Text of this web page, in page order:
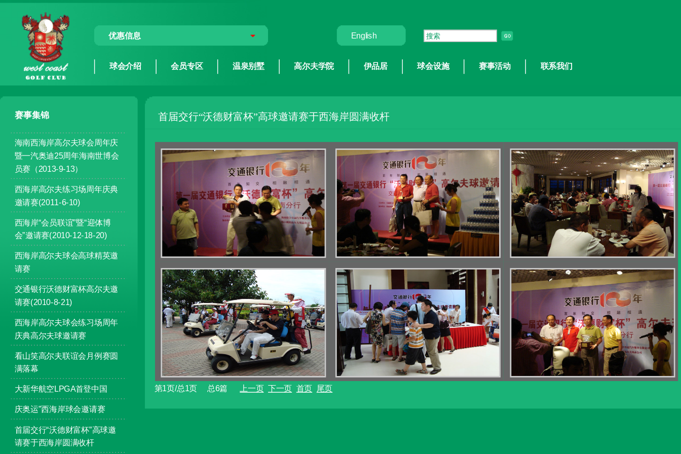
优惠信息 English
球会介绍 会员专区 温泉别墅 高尔夫学院 伊品居 球会设施 赛事活动 联系我们
赛事集锦
海南西海岸高尔夫球会周年庆
暨一汽奥迪25周年海南世博会
员赛（2013-9-13）
西海岸高尔夫练习场周年庆典
邀请赛(2011-6-10)
西海岸“会员联谊”暨“迎体博
会”邀请赛(2010-12-18-20)
西海岸高尔夫球会高球精英邀
请赛
交通银行沃德财富杯高尔夫邀
请赛(2010-8-21)
西海岸高尔夫球会练习场周年
庆典高尔夫球邀请赛
看山笑高尔夫联谊会月例赛圆
满落幕
大新华航空LPGA首登中国
庆奥运”西海岸球会邀请赛
首届交行“沃德财富杯”高球邀
请赛于西海岸圆满收杆
首届交行“沃德财富杯”高球邀请赛于西海岸圆满收杆
第1页/总1页 总6篇 上一页 下一页 首页 尾页